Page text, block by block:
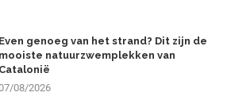
Even genoeg van het strand? Dit zijn de
mooiste natuurzwemplekken van
Catalonië
08/2026